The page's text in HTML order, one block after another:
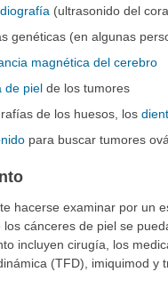
(ultrasonido del
genéticas (en algunas
magnética del cerebro
de piel de los tumores
de los huesos, los
para buscar tumores
hacerse examinar por un
los cánceres de piel se
incluyen cirugía, los
(TFD), imiquimod y